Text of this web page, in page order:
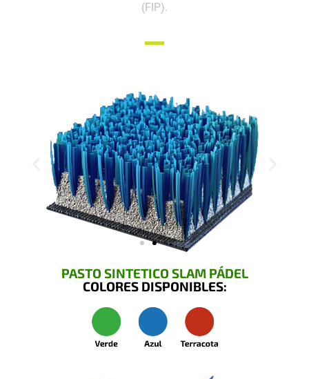
(FIP).
PASTO SINTETICO SLAM PÁDEL
COLORES DISPONIBLES: